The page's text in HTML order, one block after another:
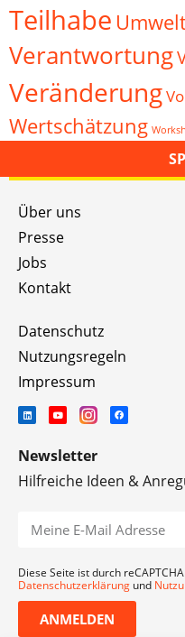
Teilhabe
Verantwortung
Veränderung
Wertschätzung
Über uns
Presse
Jobs
Kontakt
Datenschutz
Nutzungsregeln
Impressum
Newsletter
Hilfreiche Ideen &
Diese Seite ist durch
Datenschutzerklärung und
ANMELDEN